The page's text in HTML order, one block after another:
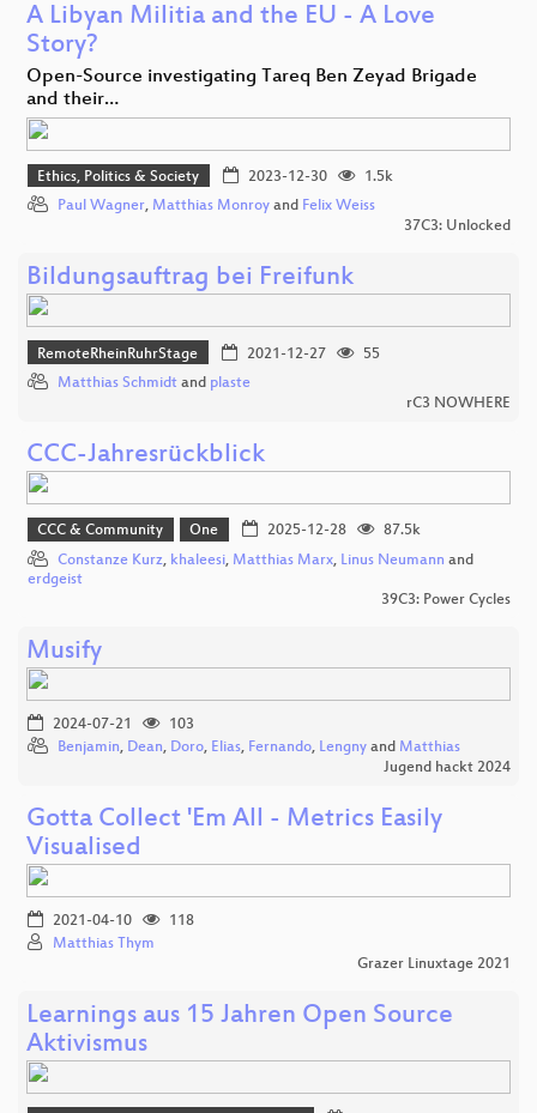
A Libyan Militia and the EU - A Love
Story?
Open-Source investigating Tareq Ben Zeyad Brigade
and their…
Ethics, Politics & Society 2023-12-30
1.5k
Paul Wagner, Matthias Monroy and Felix Weiss
37C3: Unlocked
Bildungsauftrag bei Freifunk
RemoteRheinRuhrStage 2021-12-27
55
Matthias Schmidt and plaste
rC3 NOWHERE
CCC-Jahresrückblick
CCC & Community One 2025-12-28
87.5k
Constanze Kurz, khaleesi, Matthias Marx, Linus Neumann and
erdgeist
39C3: Power Cycles
Musify
2024-07-21
103
Benjamin, Dean, Doro, Elias, Fernando, Lengny and Matthias
Jugend hackt 2024
Gotta Collect 'Em All - Metrics Easily
Visualised
2021-04-10
118
Matthias Thym
Grazer Linuxtage 2021
Learnings aus 15 Jahren Open Source
Aktivismus